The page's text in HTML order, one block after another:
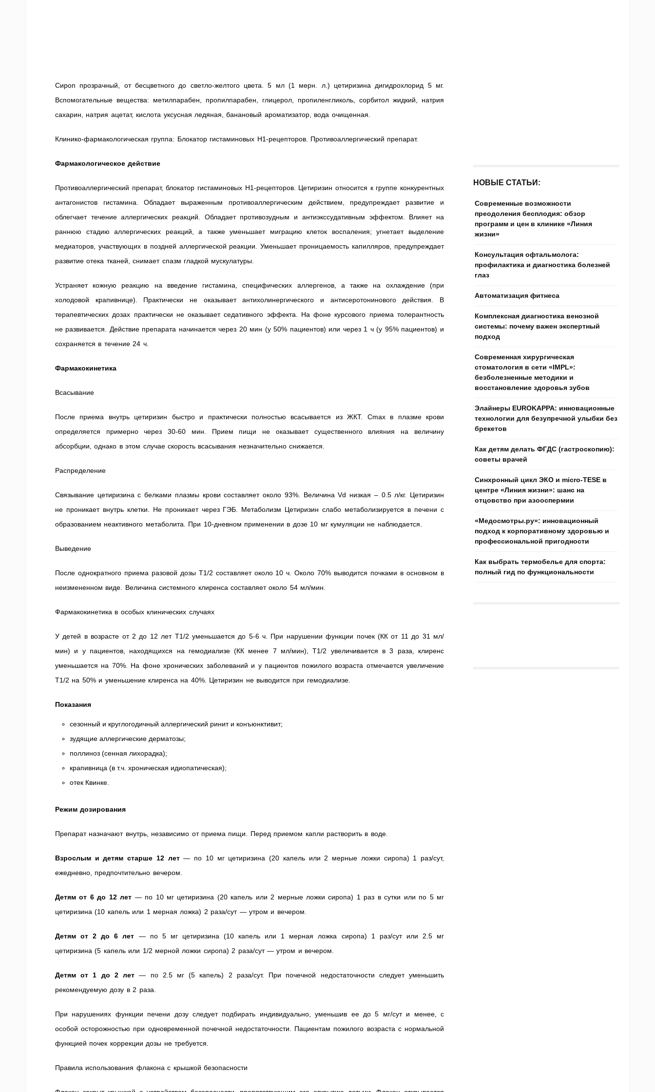
Сироп прозрачный, от бесцветного до светло-желтого цвета. 5 мл (1 мерн. л.) цетиризина дигидрохлорид 5 мг.
Вспомогательные вещества: метилпарабен, пропилпарабен, глицерол, пропиленгликоль, сорбитол жидкий, натрия
сахарин, натрия ацетат, кислота уксусная ледяная, банановый ароматизатор, вода очищенная.
Клинико-фармакологическая группа: Блокатор гистаминовых Н1-рецепторов. Противоаллергический препарат.
Фармакологическое действие
Противоаллергический препарат, блокатор гистаминовых H1-рецепторов. Цетиризин относится к группе конкурентных
антагонистов гистамина. Обладает выраженным противоаллергическим действием, предупреждает развитие и
облегчает течение аллергических реакций. Обладает противозудным и антиэкссудативным эффектом. Влияет на
раннюю стадию аллергических реакций, а также уменьшает миграцию клеток воспаления; угнетает выделение
медиаторов, участвующих в поздней аллергической реакции. Уменьшает проницаемость капилляров, предупреждает
развитие отека тканей, снимает спазм гладкой мускулатуры.
Устраняет кожную реакцию на введение гистамина, специфических аллергенов, а также на охлаждение (при
холодовой крапивнице). Практически не оказывает антихолинергического и антисеротонинового действия. В
терапевтических дозах практически не оказывает седативного эффекта. На фоне курсового приема толерантность
не развивается. Действие препарата начинается через 20 мин (у 50% пациентов) или через 1 ч (у 95% пациентов) и
сохраняется в течение 24 ч.
Фармакокинетика
Всасывание
После приема внутрь цетиризин быстро и практически полностью всасывается из ЖКТ. Cmax в плазме крови
определяется примерно через 30-60 мин. Прием пищи не оказывает существенного влияния на величину
абсорбции, однако в этом случае скорость всасывания незначительно снижается.
Распределение
Связывание цетиризина с белками плазмы крови составляет около 93%. Величина Vd низкая – 0.5 л/кг. Цетиризин
не проникает внутрь клетки. Не проникает через ГЭБ. Метаболизм Цетиризин слабо метаболизируется в печени с
образованием неактивного метаболита. При 10-дневном применении в дозе 10 мг кумуляции не наблюдается.
Выведение
После однократного приема разовой дозы T1/2 составляет около 10 ч. Около 70% выводится почками в основном в
неизмененном виде. Величина системного клиренса составляет около 54 мл/мин.
Фармакокинетика в особых клинических случаях
У детей в возрасте от 2 до 12 лет T1/2 уменьшается до 5-6 ч. При нарушении функции почек (КК от 11 до 31 мл/
мин) и у пациентов, находящихся на гемодиализе (КК менее 7 мл/мин), T1/2 увеличивается в 3 раза, клиренс
уменьшается на 70%. На фоне хронических заболеваний и у пациентов пожилого возраста отмечается увеличение
T1/2 на 50% и уменьшение клиренса на 40%. Цетиризин не выводится при гемодиализе.
Показания
сезонный и круглогодичный аллергический ринит и конъюнктивит;
зудящие аллергические дерматозы;
поллиноз (сенная лихорадка);
крапивница (в т.ч. хроническая идиопатическая);
отек Квинке.
Режим дозирования
Препарат назначают внутрь, независимо от приема пищи. Перед приемом капли растворить в воде.
Взрослым и детям старше 12 лет— по 10 мг цетиризина (20 капель или 2 мерные ложки сиропа) 1 раз/сут,
ежедневно, предпочтительно вечером.
Детям от 6 до 12 лет — по 10 мг цетиризина (20 капель или 2 мерные ложки сиропа) 1 раз в сутки или по 5 мг
цетиризина (10 капель или 1 мерная ложка) 2 раза/сут — утром и вечером.
Детям от 2 до 6 лет — по 5 мг цетиризина (10 капель или 1 мерная ложка сиропа) 1 раз/сут или 2.5 мг
цетиризина (5 капель или 1/2 мерной ложки сиропа) 2 раза/сут — утром и вечером.
Детям от 1 до 2 лет — по 2.5 мг (5 капель) 2 раза/сут. При почечной недостаточности следует уменьшить
рекомендуемую дозу в 2 раза.
При нарушениях функции печени дозу следует подбирать индивидуально, уменьшив ее до 5 мг/сут и менее, с
особой осторожностью при одновременной почечной недостаточности. Пациентам пожилого возраста с нормальной
функцией почек коррекции дозы не требуется.
Правила использования флакона с крышкой безопасности
НОВЫЕ СТАТЬИ:
Современные возможности
преодоления бесплодия: обзор
программ и цен в клинике «Линия
жизни»
Консультация офтальмолога:
профилактика и диагностика болезней
глаз
Автоматизация фитнеса
Комплексная диагностика венозной
системы: почему важен экспертный
подход
Современная хирургическая
стоматология в сети «IMPL»:
безболезненные методики и
восстановление здоровья зубов
Элайнеры EUROKAPPA: инновационные
технологии для безупречной улыбки без
брекетов
Как детям делать ФГДС (гастроскопию):
советы врачей
Синхронный цикл ЭКО и micro-TESE в
центре «Линия жизни»: шанс на
отцовство при азооспермии
«Медосмотры.ру»: инновационный
подход к корпоративному здоровью и
профессиональной пригодности
Как выбрать термобелье для спорта:
полный гид по функциональности